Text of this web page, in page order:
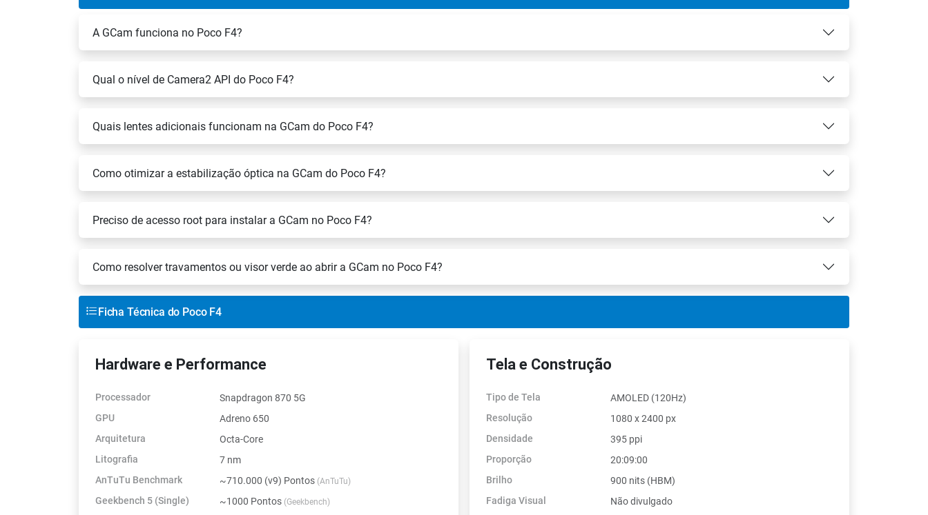
A GCam funciona no Poco F4?
Qual o nível de Camera2 API do Poco F4?
Quais lentes adicionais funcionam na GCam do Poco F4?
Como otimizar a estabilização óptica na GCam do Poco F4?
Preciso de acesso root para instalar a GCam no Poco F4?
Como resolver travamentos ou visor verde ao abrir a GCam no Poco F4?
Ficha Técnica do Poco F4
Hardware e Performance
Processador
Snapdragon 870 5G
GPU
Adreno 650
Arquitetura
Octa-Core
Litografia
7 nm
AnTuTu Benchmark
~710.000 (v9) Pontos (AnTuTu)
Geekbench 5 (Single) ~1000 Pontos (Geekbench)
Tela e Construção
Tipo de Tela
AMOLED (120Hz)
Resolução
1080 x 2400 px
Densidade
395 ppi
Proporção
20:09:00
Brilho
900 nits (HBM)
Fadiga Visual
Não divulgado